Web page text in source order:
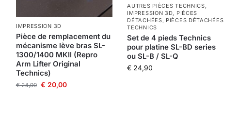
IMPRESSION 3D
Pièce de remplacement du
mécanisme lève bras SL-
1300/1400 MKII (Repro
Arm Lifter Original
Technics)
€24,99 € 20,00
AUTRES PIÈCES TECHNICS,
IMPRESSION 3D, PIÈCES
DÉTACHÉES, PIÈCES DÉTACHÉES
TECHNICS
Set de 4 pieds Technics
pour platine SL-BD series
ou SL-B / SL-Q
€ 24,90